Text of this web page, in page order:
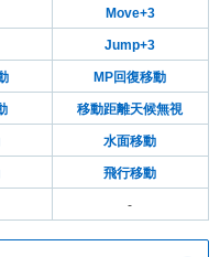
Move+3
Jump+3
MP回復移動
移動距離天候無視
水面移動
飛行移動
-